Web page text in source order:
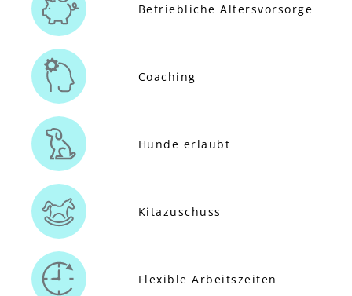
Betriebliche Altersvorsorge
Coaching
Hunde erlaubt
Kitazuschuss
Flexible Arbeitszeiten